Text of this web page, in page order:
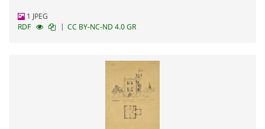
1 JPEG
RDF
| CC BY-NC-ND 4.0 GR